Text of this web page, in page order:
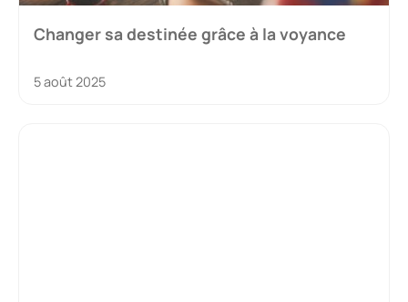
Changer sa destinée grâce à la voyance
5 août 2025